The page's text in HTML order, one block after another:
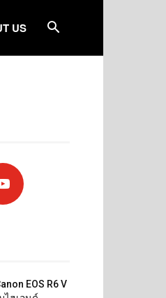
US
EOS R6 V